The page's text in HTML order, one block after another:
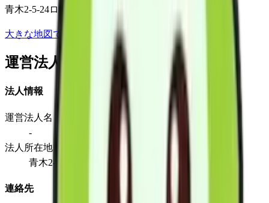
青木2-5-24ロイヤル川口1階
大きな地図で見る
運営法人
法人情報
運営法人名
-
法人所在地
青木2-5-24ロイヤル川口1階
連絡先